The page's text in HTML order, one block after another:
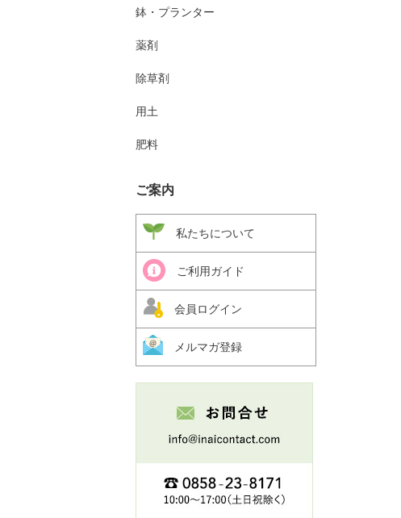
鉢・プランター
薬剤
除草剤
用土
肥料
ご案内
私たちについて
ご利用ガイド
会員ログイン
メルマガ登録